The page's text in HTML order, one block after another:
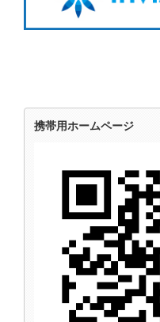
携帯用ホームページ